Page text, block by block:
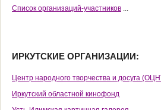
Cписок организаций-участников ...
ИРКУТСКИЕ ОРГАНИЗАЦИИ:
Центр народного творчества и досуга
Иркутский областной кинофонд